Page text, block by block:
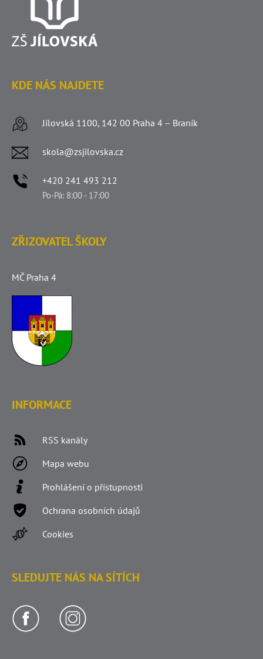
KDE NÁS NAJDETE
Jílovská 1100, 142 00 Praha 4 – Braník
skola@zsjilovska.cz
+420 241 493 212
Po-Pá: 8:00 - 17:00
ZŘIZOVATEL ŠKOLY
MČ Praha 4
INFORMACE
RSS kanály
Mapa webu
Prohlášení o přístupnosti
Ochrana osobních údajů
Cookies
SLEDUJTE NÁS NA SÍTÍCH